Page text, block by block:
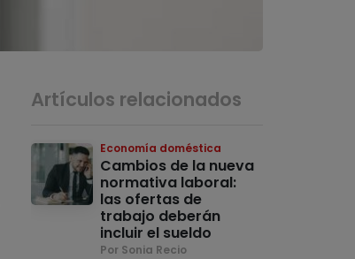
Artículos relacionados
Economía doméstica
Cambios de la nueva
normativa laboral:
las ofertas de
trabajo deberán
incluir el sueldo
Por Sonia Recio